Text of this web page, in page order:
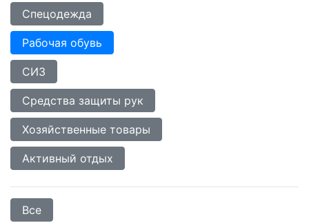
Спецодежда
Рабочая обувь
СИЗ
Средства защиты рук
Хозяйственные товары
Активный отдых
Все